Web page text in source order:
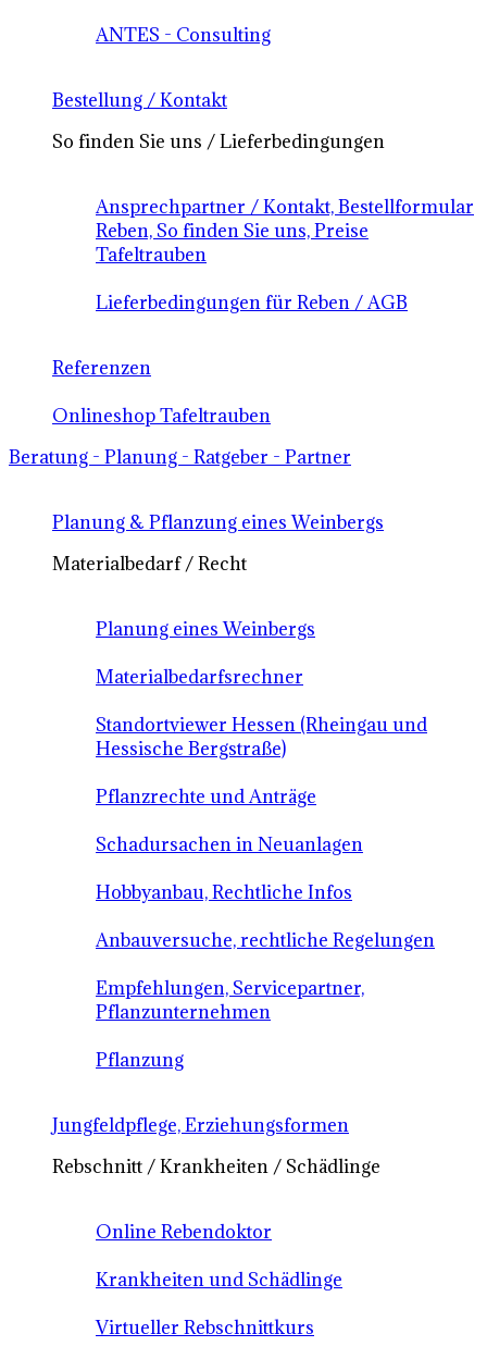
ANTES - Consulting
Bestellung / Kontakt
So finden Sie uns / Lieferbedingungen
Ansprechpartner / Kontakt, Bestellformular
Reben, So finden Sie uns, Preise
Tafeltrauben
Lieferbedingungen für Reben / AGB
Referenzen
Onlineshop Tafeltrauben
Beratung - Planung - Ratgeber - Partner
Planung & Pflanzung eines Weinbergs
Materialbedarf / Recht
Planung eines Weinbergs
Materialbedarfsrechner
Standortviewer Hessen (Rheingau und
Hessische Bergstraße)
Pflanzrechte und Anträge
Schadursachen in Neuanlagen
Hobbyanbau, Rechtliche Infos
Anbauversuche, rechtliche Regelungen
Empfehlungen, Servicepartner,
Pflanzunternehmen
Pflanzung
Jungfeldpflege, Erziehungsformen
Rebschnitt / Krankheiten / Schädlinge
Online Rebendoktor
Krankheiten und Schädlinge
Virtueller Rebschnittkurs